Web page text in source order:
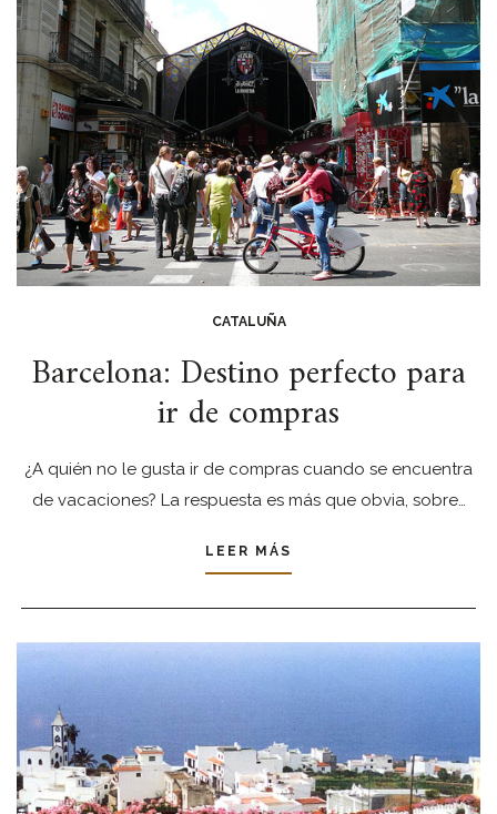
CATALUÑA
Barcelona: Destino perfecto para
ir de compras
¿A quién no le gusta ir de compras cuando se encuentra
de vacaciones? La respuesta es más que obvia, sobre…
LEER MÁS